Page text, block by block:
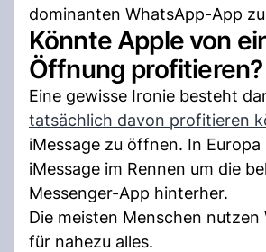
dominanten WhatsApp-App
Könnte Apple von
Öffnung profitieren?
Eine gewisse Ironie besteht
tatsächlich davon profitieren
iMessage zu öffnen. In Europa
iMessage im Rennen um die
Messenger-App hinterher.
Die meisten Menschen nutzen
für nahezu alles.